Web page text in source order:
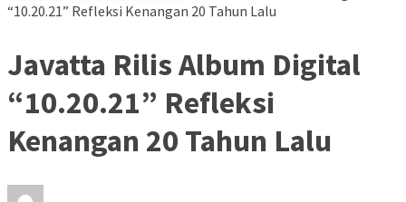
“10.20.21” Refleksi Kenangan 20 Tahun Lalu
Javatta Rilis Album Digital
“10.20.21” Refleksi
Kenangan 20 Tahun Lalu